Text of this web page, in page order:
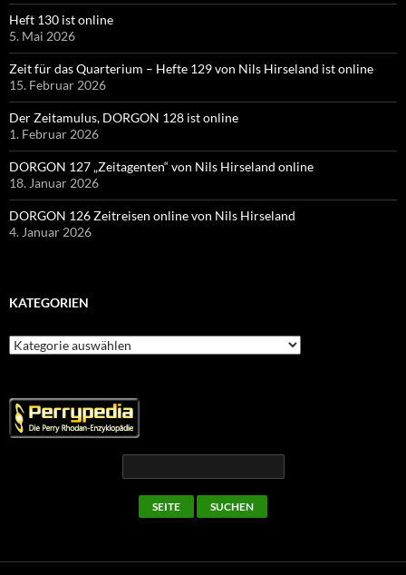
Heft 130 ist online
5. Mai 2026
Zeit für das Quarterium – Hefte 129 von Nils Hirseland ist online
15. Februar 2026
Der Zeitamulus, DORGON 128 ist online
1. Februar 2026
DORGON 127 „Zeitagenten“ von Nils Hirseland online
18. Januar 2026
DORGON 126 Zeitreisen online von Nils Hirseland
4. Januar 2026
KATEGORIEN
Kategorien